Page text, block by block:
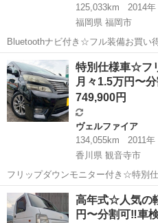
125,033km
2014年
福岡県 福岡市
Bluetoothナビ付き☆フル装備お買い
格‼️分割可❗️ 車検付き【名義変更代
X☆Bluetoothナビ付き☆走行中DVD
ン...
福岡 福岡市 デイズ 走行
特別仕様車☆フ
月々1.5万円〜
749,900円
ヴェルファイア
134,055km
2011年
香川県 観音寺市
フリップダウンモニター付き☆特別
割可❗️ 車検2年付き！大人気
セレクション2☆7人乗り☆HDDナビ
アリングスイッチ...
香川 観音寺市 ヴェルファイ
高年式☆人気の
円〜分割可‼️車